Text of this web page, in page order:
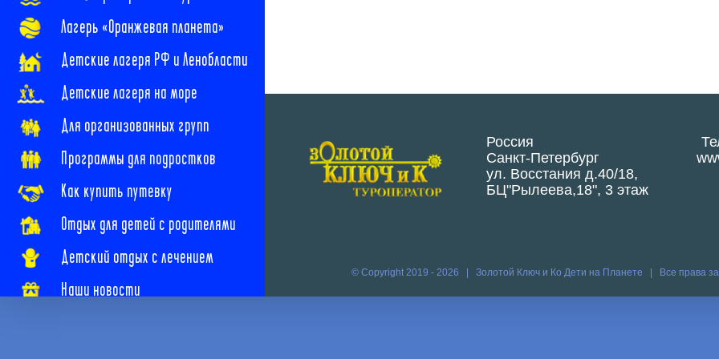
Лагерь «Оранжевая планета»
Детские лагеря РФ и Ленобласти
Детские лагеря на море
Для организованных групп
Программы для подростков
Как купить путевку
Отдых для детей с родителями
Детский отдых с лечением
Наши новости
Россия
Санкт-Петербург
ул. Восстания д.40/18,
БЦ"Рылеева,18", 3 этаж
© Copyright 2019 - 2026 | Золотой Ключ и Ко Дети на Планете | Все права